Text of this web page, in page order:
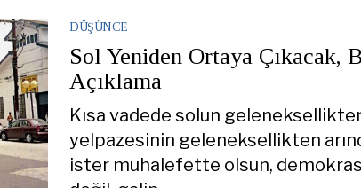
DÜŞÜNCE
Sol Yeniden Ortaya Çıkacak,
Açıklama
Kısa vadede solun
yelpazesinin geleneksellikten
ister muhalefette olsun,